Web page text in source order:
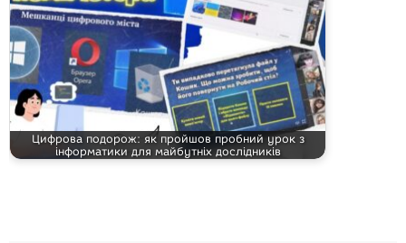
Цифрова подорож: як пройшов пробний урок з
інформатики для майбутніх дослідників